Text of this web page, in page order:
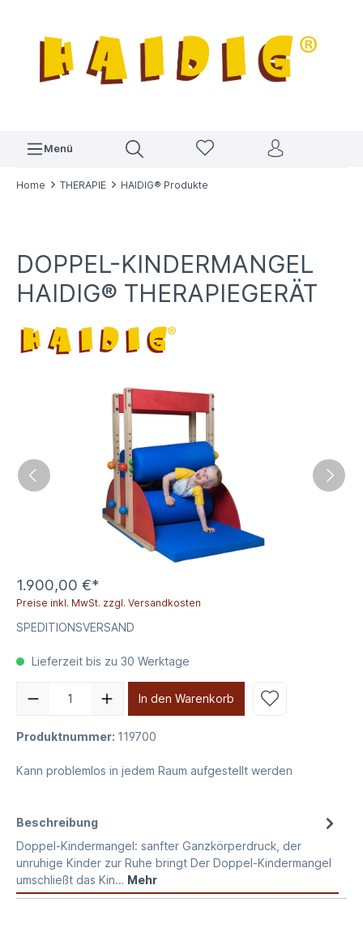
Menü
Home THERAPIE HAIDIG® Produkte
DOPPEL-KINDERMANGEL
HAIDIG® THERAPIEGERÄT
1.900,00 €*
Preise inkl. MwSt. zzgl. Versandkosten
SPEDITIONSVERSAND
Lieferzeit bis zu 30 Werktage
In den Warenkorb
Produktnummer: 119700
Kann problemlos in jedem Raum aufgestellt werden
Beschreibung
Doppel-Kindermangel: sanfter Ganzkörperdruck, der
unruhige Kinder zur Ruhe bringt Der Doppel-Kindermangel
umschließt das Kin… Mehr